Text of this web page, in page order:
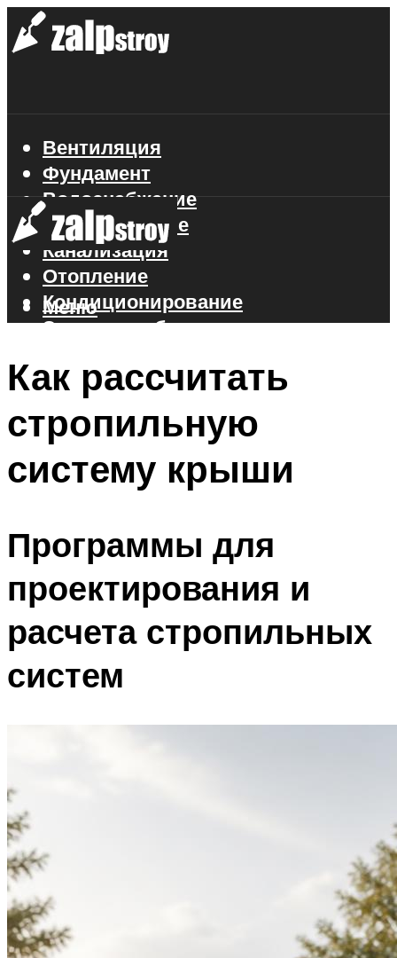
Вентиляция
Фундамент
Водоснабжение
Газоснабжение
Канализация
Отопление
Кондиционирование
Электроснабжение
Меню
Меню
Как рассчитать
стропильную
систему крыши
Программы для
проектирования и
расчета стропильных
систем